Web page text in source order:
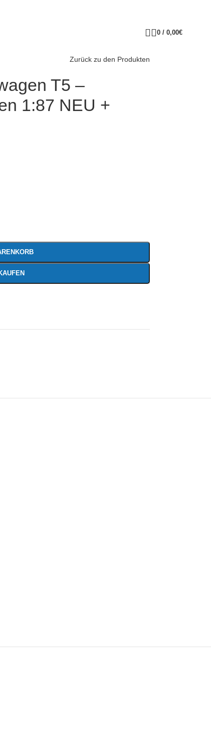
0 / 0,00€
Zurück zu den Produkten
T5 –
1:87 NEU +